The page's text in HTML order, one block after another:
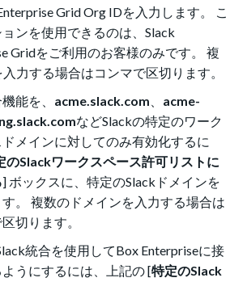
Grid Org IDを入力します。 こ
ンを使用できるのは、Slack
Gridをご利用のお客様のみです。 複
力する場合はコンマで区切ります。
能を、 acme.slack.com
acme-
などSlackの特定のワーク
メインに対してのみ有効化するに
のSlackワークスペース許可リストに
] ボックスに、特定のSlackドメインを
す。 複数のドメインを入力する場合は
切ります。
統合を使用してBox Enterpriseに接
うにするには、上記の [特定のSlack